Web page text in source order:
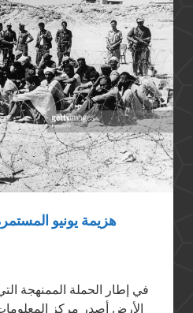
في إطار الحملة الممنهجة
الأرض أصدر مركز المعلومات